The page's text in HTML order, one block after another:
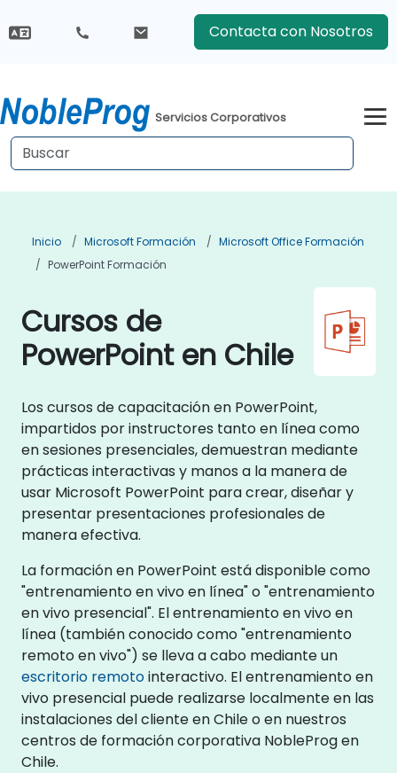
Contacta con Nosotros
Servicios Corporativos
Inicio Microsoft Formación
Microsoft Office Formación
PowerPoint Formación
Cursos de
PowerPoint en Chile
Los cursos de capacitación en PowerPoint,
impartidos por instructores tanto en línea como
en sesiones presenciales, demuestran mediante
prácticas interactivas y manos a la manera de
usar Microsoft PowerPoint para crear, diseñar y
presentar presentaciones profesionales de
manera efectiva.
La formación en PowerPoint está disponible como
"entrenamiento en vivo en línea" o "entrenamiento
en vivo presencial". El entrenamiento en vivo en
línea (también conocido como "entrenamiento
remoto en vivo") se lleva a cabo mediante un
escritorio remotointeractivo. El entrenamiento en
vivo presencial puede realizarse localmente en las
instalaciones del cliente en Chile o en nuestros
centros de formación corporativa NobleProg en
Chile.